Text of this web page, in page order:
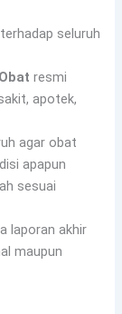
seluruh
resmi
apotek,
agar obat
apapun
sesuai
laporan akhir
maupun